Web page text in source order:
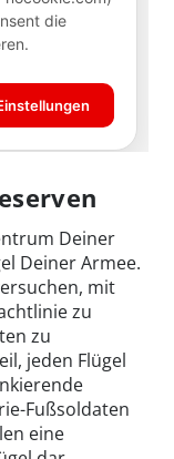
Deiner
Deiner Armee.
mit
zu
zu
jeden Flügel
Fußsoldaten
eine